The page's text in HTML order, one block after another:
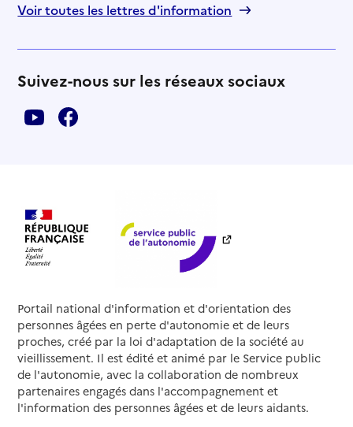
Voir toutes les lettres d'information
Suivez-nous sur les réseaux sociaux
Portail national d'information et d'orientation des
personnes âgées en perte d'autonomie et de leurs
proches, créé par la loi d'adaptation de la société au
vieillissement. Il est édité et animé par le Service public
de l'autonomie, avec la collaboration de nombreux
partenaires engagés dans l'accompagnement et
l'information des personnes âgées et de leurs aidants.